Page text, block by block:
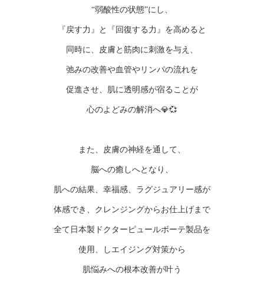
“弱酸性の状態”にし、
『戻す力』と『回復する力』を高めると
同時に、皮膚と筋肉に刺激を与え、
弛みの改善や血管やリンパの流れを
促進させ、肌に透明感が宿ることが
心のよどみの解消へ💎💞
また、皮膚の神経を通して、
脳への癒しへとなり、
肌への結果、幸福感、ラグジュアリー感が
体感でき、クレンジングからお仕上げまで
全て日本製ドクターピュールボーテ製品を
使用、しエイジング対策から
肌悩みへの根本改善が叶う